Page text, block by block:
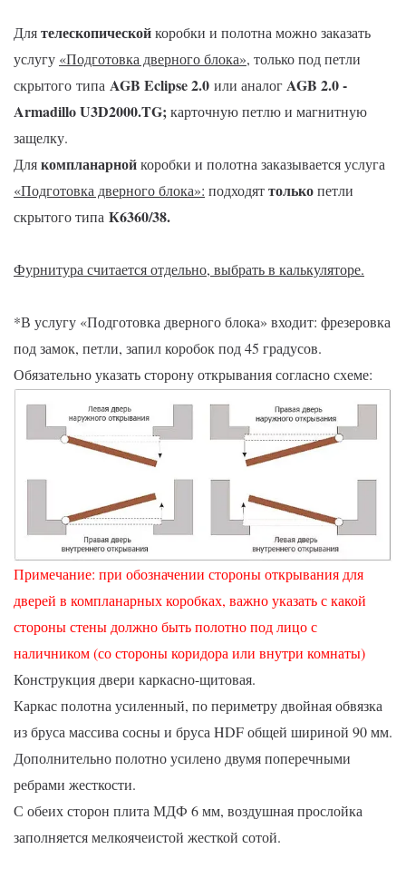
Длятелескопическойкоробки и полотна можно заказать
услугу «Подготовка дверного блока», только под петли
скрытого типа AGB Eclipse 2.0 или аналогAGB 2.0 -
Armadillo U3D2000.TG;карточную петлю и магнитную
защелку.
Длякомпланарнойкоробки и полотна заказывается услуга
«Подготовка дверного блока»: подходяттолькопетли
скрытого типа К6360/38.
Фурнитура считается отдельно, выбрать в калькуляторе.
*В услугу «Подготовка дверного блока» входит: фрезеровка
под замок, петли, запил коробок под 45 градусов.
Обязательно указать сторону открывания согласно схеме:
Примечание: при обозначении стороны открывания для
дверей в компланарных коробках, важно указать с какой
стороны стены должно быть полотно под лицо с
наличником (со стороны коридора или внутри комнаты)
Конструкция двери каркасно-щитовая.
Каркас полотна усиленный, по периметру двойная обвязка
из бруса массива сосны и бруса HDF общей шириной 90 мм.
Дополнительно полотно усилено двумя поперечными
ребрами жесткости.
С обеих сторон плита МДФ 6 мм, воздушная прослойка
заполняется мелкоячеистой жесткой сотой.